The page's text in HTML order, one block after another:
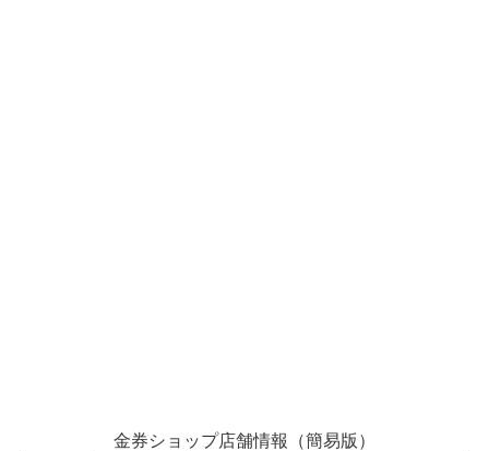
金券ショップ店舗情報（簡易版）